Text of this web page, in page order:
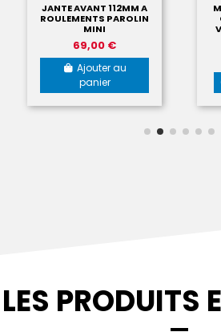
JANTE AVANT 112MM A
ROULEMENTS PAROLIN
MINI
69,00 €
Ajouter au
panier
LES PRODUITS